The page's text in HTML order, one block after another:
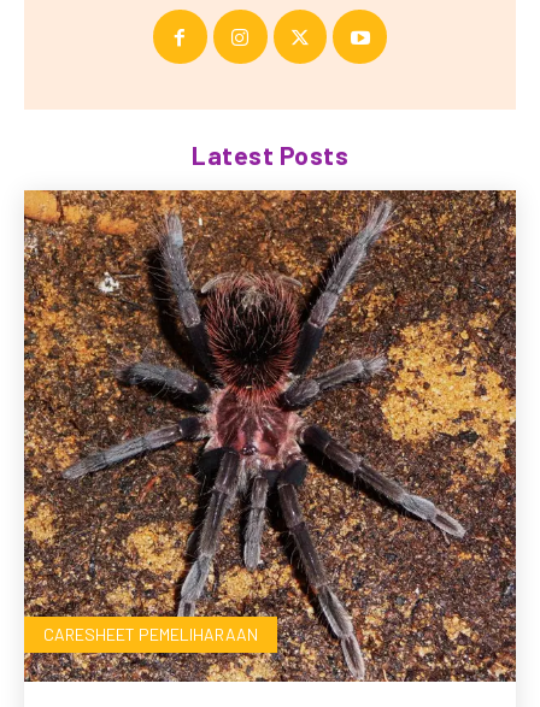
Latest Posts
CARESHEET PEMELIHARAAN